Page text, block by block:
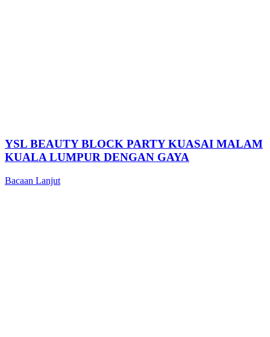
YSL BEAUTY BLOCK PARTY KUASAI MALAM
KUALA LUMPUR DENGAN GAYA
Bacaan Lanjut